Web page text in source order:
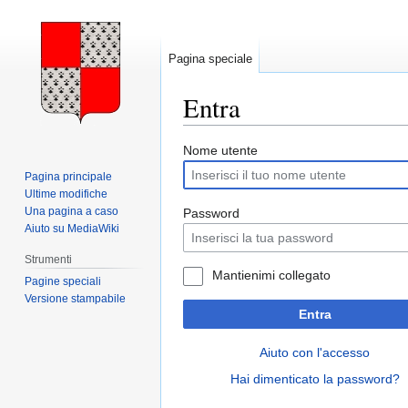
Entra
Vai
alla
navigazione
Vai
alla
ricerca
Nome utente
Password
Mantienimi collegato
Entra
Aiuto con l'accesso
Hai dimenticato la password?
Pagina speciale
Pagina principale
Ultime modifiche
Una pagina a caso
Aiuto su MediaWiki
Strumenti
Pagine speciali
Versione stampabile